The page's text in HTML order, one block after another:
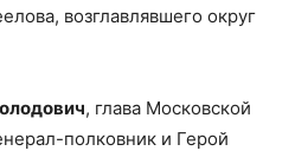
возглавлявшего округ
, глава Московской
полковник и Герой